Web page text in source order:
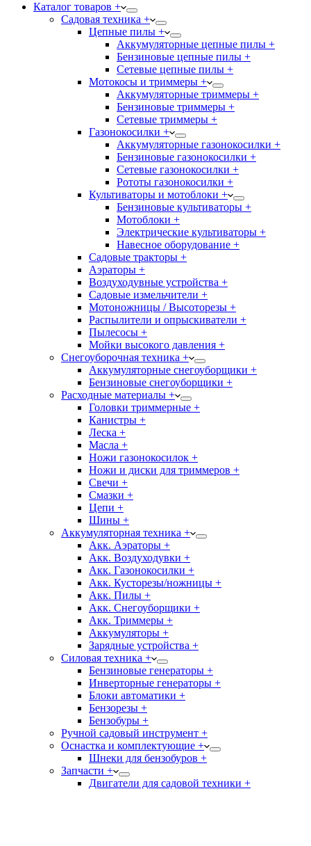
Каталог товаров +
Садовая техника +
Цепные пилы +
Аккумуляторные цепные пилы +
Бензиновые цепные пилы +
Сетевые цепные пилы +
Мотокосы и триммеры +
Аккумуляторные триммеры +
Бензиновые триммеры +
Сетевые триммеры +
Газонокосилки +
Аккумуляторные газонокосилки +
Бензиновые газонокосилки +
Сетевые газонокосилки +
Рототы газонокосилки +
Культиваторы и мотоблоки +
Бензиновые культиваторы +
Мотоблоки +
Электрические культиваторы +
Навесное оборудование +
Садовые тракторы +
Аэраторы +
Воздуходувные устройства +
Садовые измельчители +
Мотоножницы / Высоторезы +
Распылители и опрыскиватели +
Пылесосы +
Мойки высокого давления +
Снегоуборочная техника +
Аккумуляторные снегоуборщики +
Бензиновые снегоуборщики +
Расходные материалы +
Головки триммерные +
Канистры +
Леска +
Масла +
Ножи газонокосилок +
Ножи и диски для триммеров +
Свечи +
Смазки +
Цепи +
Шины +
Аккумуляторная техника +
Акк. Аэраторы +
Акк. Воздуходувки +
Акк. Газонокосилки +
Акк. Кусторезы/ножницы +
Акк. Пилы +
Акк. Снегоуборщики +
Акк. Триммеры +
Аккумуляторы +
Зарядные устройства +
Силовая техника +
Бензиновые генераторы +
Инверторные генераторы +
Блоки автоматики +
Бензорезы +
Бензобуры +
Ручной садовый инструмент +
Оснастка и комплектующие +
Шнеки для бензобуров +
Запчасти +
Двигатели для садовой техники +